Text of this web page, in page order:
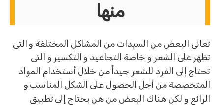
منها
تعانى البعض من السيدات من المشاكل المختلفة و التى
تظهر على الشعر و خاصة التجاعيد و التكسير و التى
تحتاج إلى الفرد للشعر جيداً من خلال أستخدام المواد
المتخصصة من أجل الحصول على الشكل المناسب و
الرائع و لكن هناك البعض من هن يحتاج إلى تطبيق